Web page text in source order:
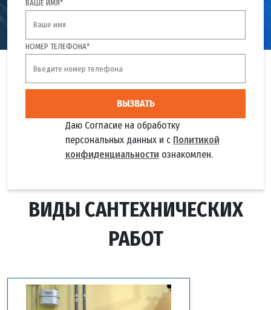
ВАШЕ ИМЯ*
НОМЕР ТЕЛЕФОНА*
ВЫЗВАТЬ
Даю Согласие на обработку
персональных данных и с Политикой
конфиденциальности ознакомлен.
ВИДЫ САНТЕХНИЧЕСКИХ
РАБОТ